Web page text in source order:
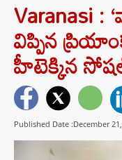
Varanasi :
విప్పిన
హీటెక్కిన
Published Date :December